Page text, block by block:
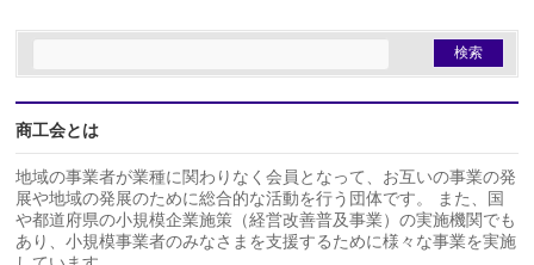
商工会とは
地域の事業者が業種に関わりなく会員となって、お互いの事業の発
展や地域の発展のために総合的な活動を行う団体です。 また、国
や都道府県の小規模企業施策（経営改善普及事業）の実施機関でも
あり、小規模事業者のみなさまを支援するために様々な事業を実施